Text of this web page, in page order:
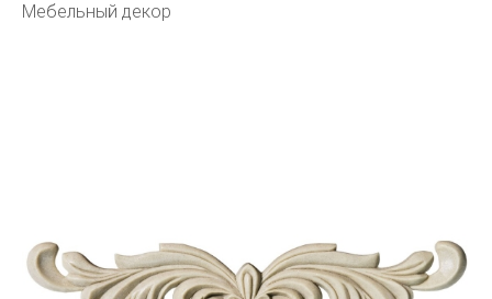
Мебельный декор